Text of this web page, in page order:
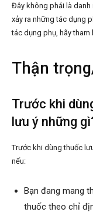
Đây không phải là
xảy ra những tác dụng
tác dụng phụ, hãy
Thận
Trước khi
lưu ý những
Trước khi dùng thuốc
nếu:
Bạn đang mang
thuốc theo chỉ